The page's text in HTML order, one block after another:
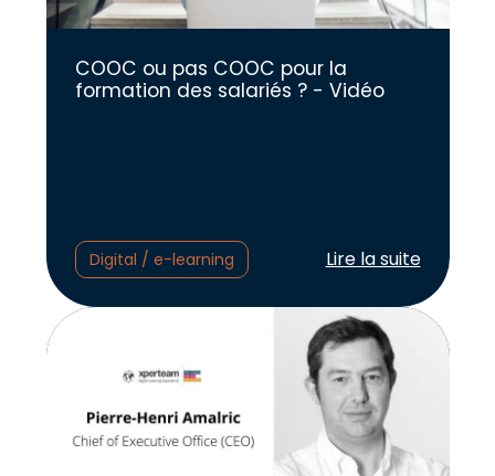
COOC ou pas COOC pour la
formation des salariés ? - Vidéo
Digital / e-learning Lire l'article :
Lire la suite